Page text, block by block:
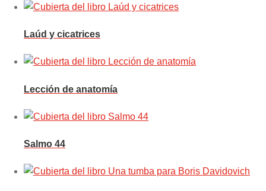
Laúd y cicatrices
Lección de anatomía
Salmo 44